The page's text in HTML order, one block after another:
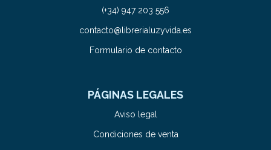
(+34) 947 203 556
contacto@librerialuzyvida.es
Formulario de contacto
PÁGINAS LEGALES
Aviso legal
Condiciones de venta